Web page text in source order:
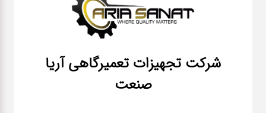
شرکت تجهیزات تعمیرگاهی آریا
صنعت